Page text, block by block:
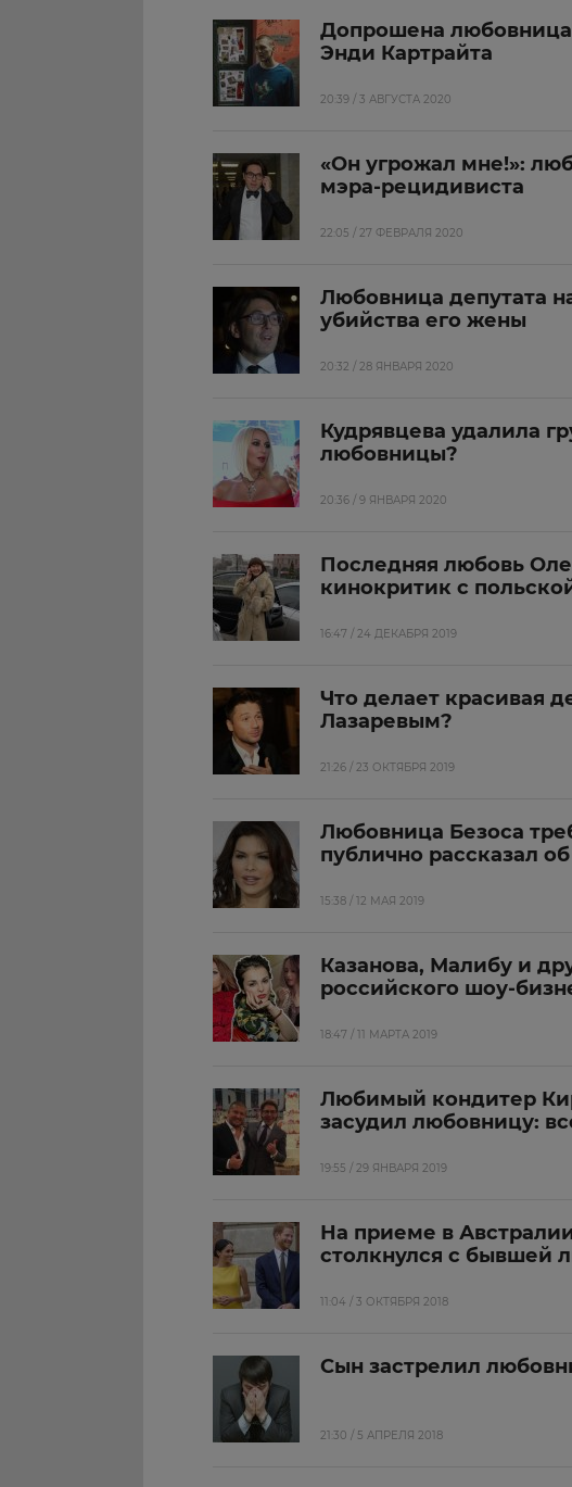
Допрошена
Энди Картрайта
20:39 / 3 АВГУСТА 2020
«Он угрожал мне!»:
мэра-рецидивиста
22:05 / 27 ФЕВРАЛЯ 2020
Любовница депутата
убийства его жены
20:32 / 28 ЯНВАРЯ 2020
Кудрявцева удалила
любовницы?
20:36 / 9 ЯНВАРЯ 2020
Последняя любовь
кинокритик с
16:47 / 24 ДЕКАБРЯ 2019
Что делает красивая
Лазаревым?
21:26 / 23 ОКТЯБРЯ 2019
Любовница Безоса
публично рассказал
15:38 / 12 МАЯ 2019
Казанова, Малибу и
российского шоу-
18:47 / 11 МАРТА 2019
Любимый кондитер
засудил любовницу:
19:55 / 29 ЯНВАРЯ 2019
На приеме в
столкнулся с бывшей
11:04 / 3 ОКТЯБРЯ 2018
Сын застрелил
21:30 / 5 АПРЕЛЯ 2018